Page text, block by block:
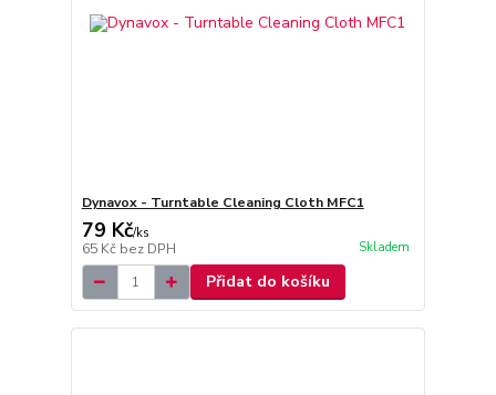
Dynavox - Turntable Cleaning Cloth MFC1
79 Kč/ks
65 Kč bez DPH Skladem
Přidat do košíku